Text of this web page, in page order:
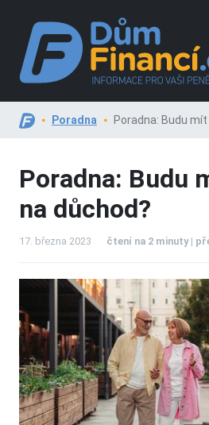
Poradna Poradna: Budu
Poradna: Budu
na důchod?
17. března 2023 čtení na 2 minuty |